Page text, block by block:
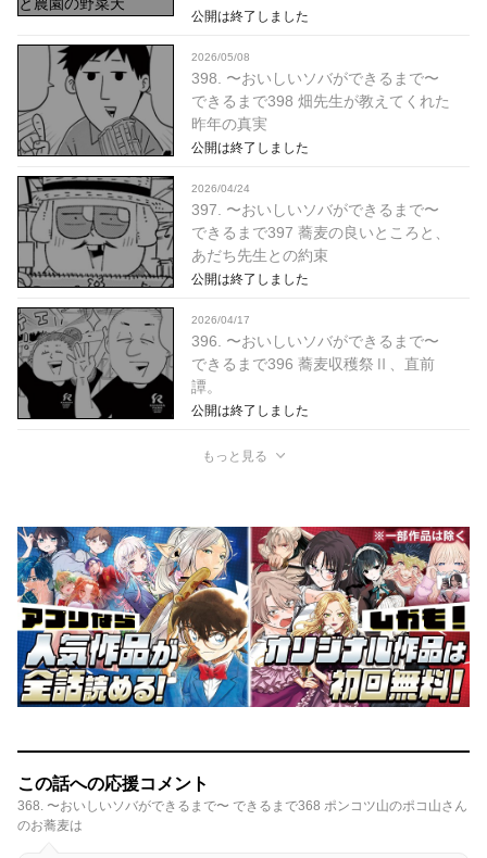
公開は終了しました
2026/05/08
398. 〜おいしいソバができるまで〜
できるまで398 畑先生が教えてくれた
昨年の真実
公開は終了しました
2026/04/24
397. 〜おいしいソバができるまで〜
できるまで397 蕎麦の良いところと、
あだち先生との約束
公開は終了しました
2026/04/17
396. 〜おいしいソバができるまで〜
できるまで396 蕎麦収穫祭Ⅱ、直前
譚。
公開は終了しました
もっと見る
この話への応援コメント
368. 〜おいしいソバができるまで〜 できるまで368 ポンコツ山のポコ山さん
のお蕎麦は